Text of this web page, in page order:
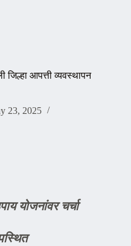
जिल्हा आपत्ती व्यवस्थापन
23, 2025
योजनांवर चर्चा